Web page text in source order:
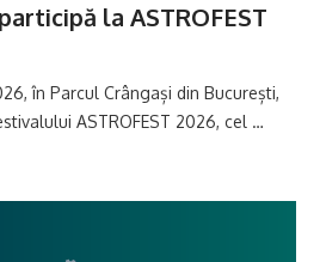
la ASTROFEST
în Parcul Crângași din București,
ASTROFEST 2026, cel …